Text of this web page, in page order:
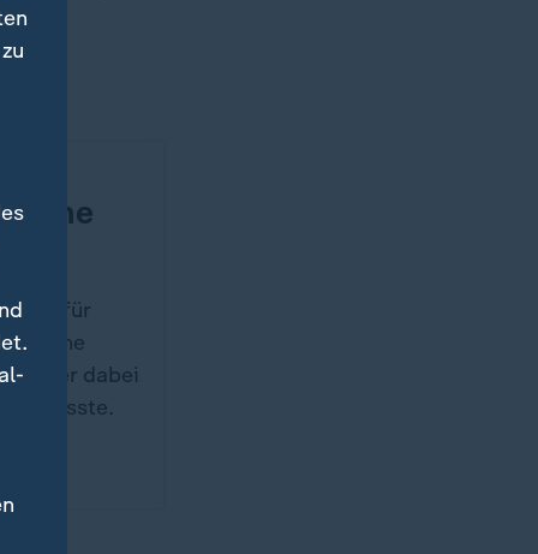
sich für
er dabei
müsste.